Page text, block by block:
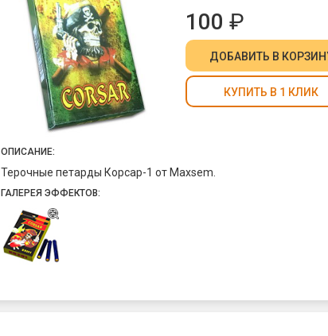
100 ₽
ДОБАВИТЬ В
КУПИТЬ В 1 КЛИК
ОПИСАНИЕ:
Терочные петарды Корсар-1 от Maxsem.
ГАЛЕРЕЯ ЭФФЕКТОВ: